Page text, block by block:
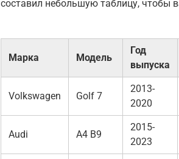
составил небольшую таблицу, чтобы
Марка Модель
Год
выпуска
Volkswagen Golf 7
2013-
2020
Audi A4 B9
2015-
2023